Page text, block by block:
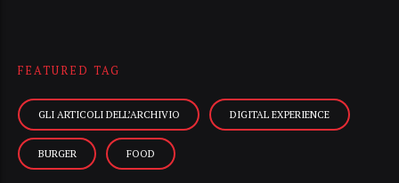
FEATURED TAG
GLI ARTICOLI DELL’ARCHIVIO DIGITAL EXPERIENCE
BURGER FOOD